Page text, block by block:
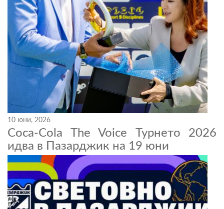
10 юни, 2026
Coca-Cola The Voice Турнето 2026
идва в Пазарджик на 19 юни